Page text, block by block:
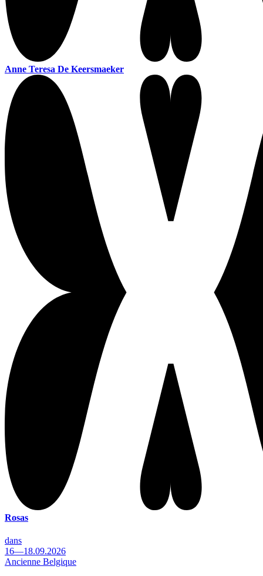
Anne Teresa De Keersmaeker
Rosas
dans
16—18.09.2026
Ancienne Belgique